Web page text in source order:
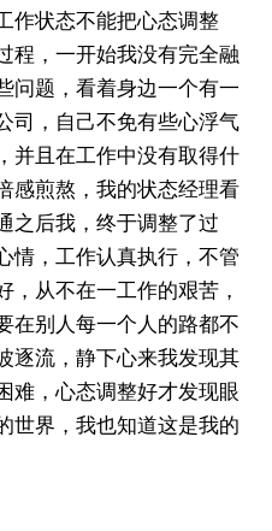
作状态不能把心态调整
程，一开始我没有完全融
问题，看着身边一个有一
司，自己不免有些心浮气
并且在工作中没有取得什
感煎熬，我的状态经理看
之后我，终于调整了过
情，工作认真执行，不管
，从不在一工作的艰苦，
在别人每一个人的路都不
逐流，静下心来我发现其
难，心态调整好才发现眼
世界，我也知道这是我的